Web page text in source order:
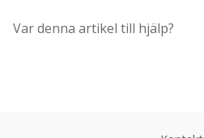
Var denna artikel till hjälp?